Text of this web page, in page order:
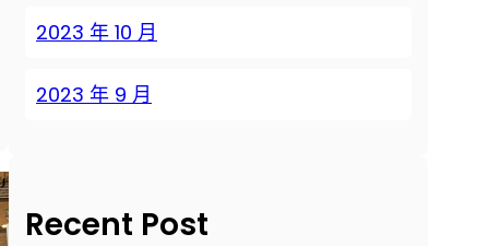
2023 年 10 月
2023 年 9 月
Recent Post